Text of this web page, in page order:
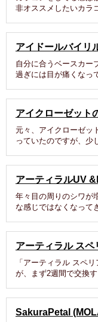
非オススメしたいカラ
アイドールバイリ
自分に合うベースカー
過ぎには目が痛くなっ
アイクローゼット
元々、アイクローゼッ
っていたのですが、
アーティラルUV
年々目の周りのシワが
な感じではなくなって
アーティラル スペ
「アーティラル スペ
が、まず2週間で交換
SakuraPetal